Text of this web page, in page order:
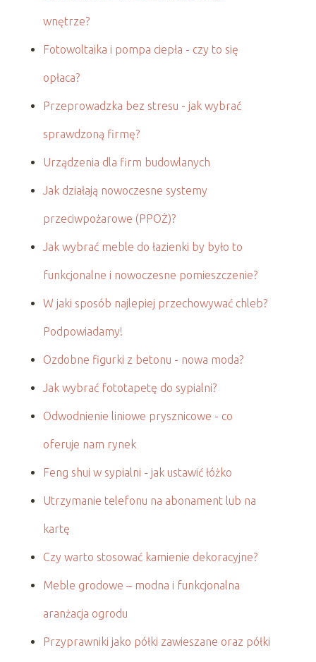
wnętrze?
Fotowoltaika i pompa ciepła - czy to się
opłaca?
Przeprowadzka bez stresu - jak wybrać
sprawdzoną firmę?
Urządzenia dla firm budowlanych
Jak działają nowoczesne systemy
przeciwpożarowe (PPOŻ)?
Jak wybrać meble do łazienki by było to
funkcjonalne i nowoczesne pomieszczenie?
W jaki sposób najlepiej przechowywać chleb?
Podpowiadamy!
Ozdobne figurki z betonu - nowa moda?
Jak wybrać fototapetę do sypialni?
Odwodnienie liniowe prysznicowe - co
oferuje nam rynek
Feng shui w sypialni - jak ustawić łóżko
Utrzymanie telefonu na abonament lub na
kartę
Czy warto stosować kamienie dekoracyjne?
Meble grodowe – modna i funkcjonalna
aranżacja ogrodu
Przyprawniki jako półki zawieszane oraz półki